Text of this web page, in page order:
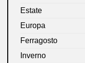
Estate
Europa
Ferragosto
Inverno